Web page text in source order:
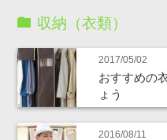
収納（衣類）
2017/05/02
おすすめの
ょう
2016/08/11